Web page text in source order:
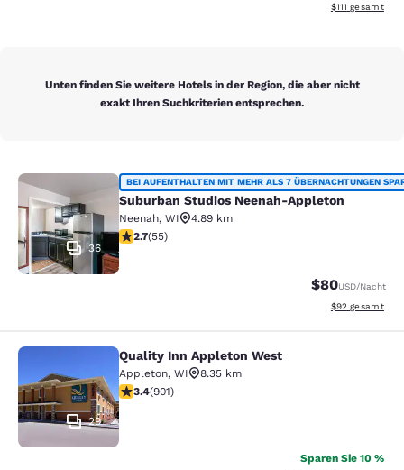
Geschätzte
$111 gesamt
Unten finden Sie weitere Hotels in der Region, die aber nicht
exakt Ihren Suchkriterien entsprechen.
Suburban Studios Neenah-Appleton
36
BEI AUFENTHALTEN MIT MEHR ALS 7 ÜBERNACHTUNGEN
Suburban Studios Neenah-Appleton
Neenah, WI
4.89 km
2.71-Sterne-Bewertung. Mittelmäßig. 55 Bewertungen
2.7(55)
$80USD/Nacht
Geschätzte
$92 gesamt
Quality Inn Appleton West
29
Quality Inn Appleton West
Appleton, WI
8.35 km
3.41-Sterne-Bewertung. Gut. 901 Bewertungen
3.4(901)
Sparen Sie 10 %